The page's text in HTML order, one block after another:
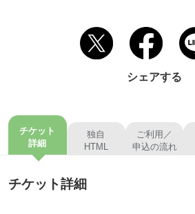
シェアする
チケット
詳細
独自
HTML
ご利用／
申込の流れ
チケット詳細